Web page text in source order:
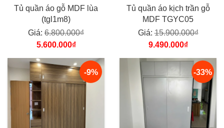
Tủ quần áo gỗ MDF lùa
(tgl1m8)
Giá: 6.800.000₫
5.600.000₫
Tủ quần áo kịch trần gỗ
MDF TGYC05
Giá:15.900.000₫
9.490.000₫
-9% -33%